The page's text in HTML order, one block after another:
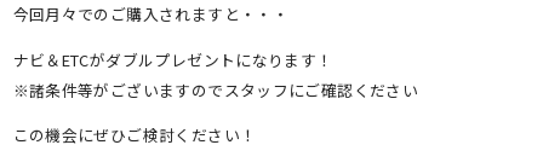
今回月々でのご購入されますと・・・
ナビ＆ETCがダブルプレゼントになります！
※諸条件等がございますのでスタッフにご確認ください
この機会にぜひご検討ください！